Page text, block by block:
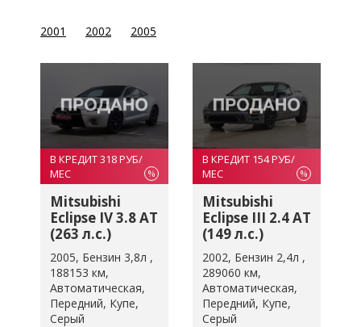
2001 2002 2005
В КРЕДИТ 318 РУБ/
МЕС
%
Mitsubishi
Eclipse IV 3.8 AT
(263 л.с.)
2005 Бензин 3,8л
188153 км
Автоматическая
Передний Купе
Серый
В КРЕДИТ 154 РУБ/
МЕС
%
Mitsubishi
Eclipse III 2.4 AT
(149 л.с.)
2002 Бензин 2,4л
289060 км
Автоматическая
Передний Купе
Серый